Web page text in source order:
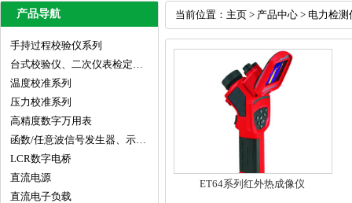
产品导航
手持过程校验仪系列
温度校准系列
压力校准系列
高精度数字万用表
LCR数字电桥
直流电源
直流电子负载
当前位置： 主页 > 产品中心 > 电力检测
ET64系列红外热成像仪